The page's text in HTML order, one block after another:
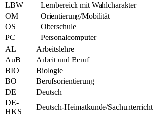
LBW
Lernbereich mit Wahlcharakter
OM
Orientierung/Mobilität
OS
Oberschule
PC
Personalcomputer
AL
Arbeitslehre
AuB
Arbeit und Beruf
BIO
Biologie
BO
Berufsorientierung
DE
Deutsch
DE-
HKS
Deutsch-Heimatkunde/Sachunterricht